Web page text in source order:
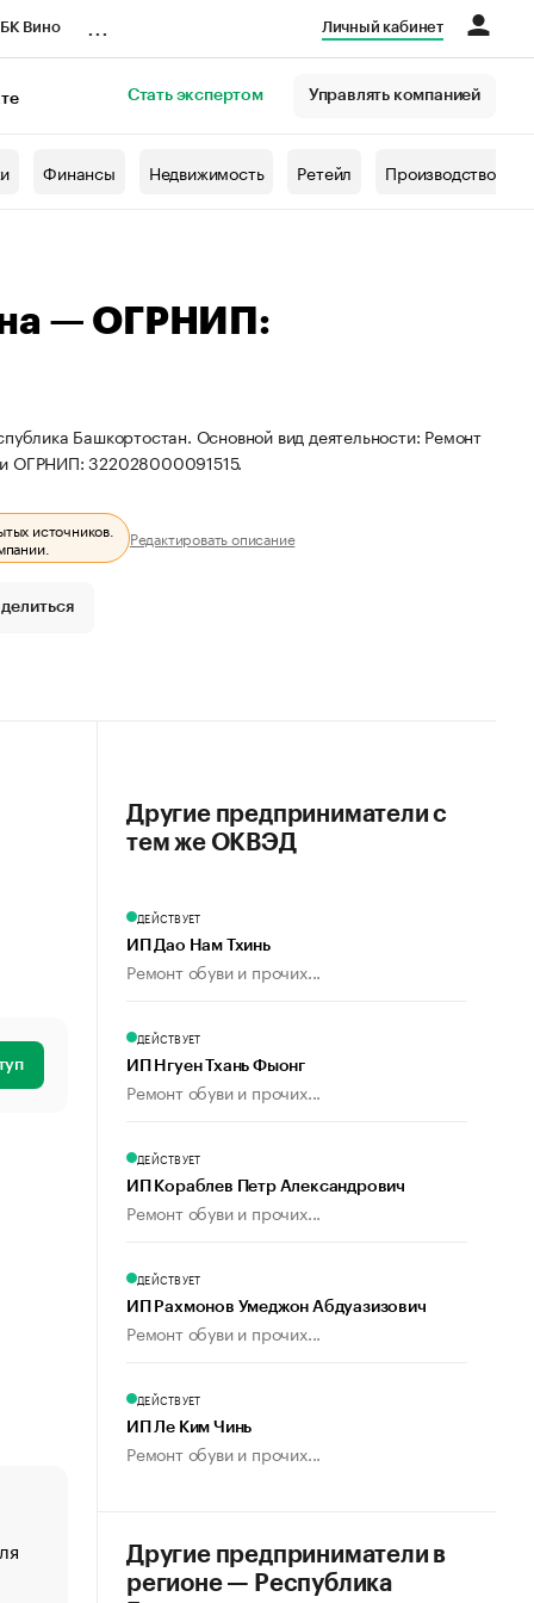
Вино Личный кабинет
Стать экспертом Управлять компанией
Финансы Недвижимость Ретейл Производство
— ОГРНИП:
Башкортостан. Основной вид деятельности: Ремонт
ОГРНИП: 322028000091515.
источников.
Редактировать описание
«От спорта тело стареет иначе». Как живет глава
создавшей GTA
Другие предприниматели с
тем же ОКВЭД
ДЕЙСТВУЕТ
ИП Дао Нам Тхинь
Ремонт обуви и прочих...
ДЕЙСТВУЕТ
ИП Нгуен Тхань Фыонг
Ремонт обуви и прочих...
ДЕЙСТВУЕТ
ИП Кораблев Петр Александрович
Ремонт обуви и прочих...
ДЕЙСТВУЕТ
ИП Рахмонов Умеджон Абдуазизович
Ремонт обуви и прочих...
ДЕЙСТВУЕТ
ИП Ле Ким Чинь
Ремонт обуви и прочих...
Другие предприниматели в
регионе — Республика